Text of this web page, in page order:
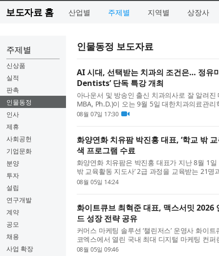
보도자료 홈 산업별 주제별 지역별 상장사
주제별
신상품
실적
판촉
인물동정
인사
제휴
사회공헌
기업문화
분양
투자
설립
연구개발
계약
공모
채용
사업 확장
인물동정 보도자료
AI 시대, 선택받는 치과의 조건은… 정유
Dentists’ 단독 특강 개최
아나운서 및 방송인 출신 치과의사로 잘 알려
MBA, Ph.D.)이 오는 9월 5일 대한치과의료관리
Essentials for Dentists’에서 단독 연자로 나선
08월 07일 17:30
화양연화 치유팜 박진홍 대표, ‘학교 밖
색 프로그램 수료
화양연화 치유팜은 박진홍 대표가 지난 8월 1일
밖 교육활동 지도사’ 2급 과정을 교육받는 21명
프로그램’​을 성공적으로 수료했다고 밝혔다. 우
08월 05일 14:24
화이트큐브 최혁준 대표, 맥스서밋
드 성장 전략 공유
커머스 마케팅 솔루션 ‘챌린저스’ 운영사 화이
코엑스에서 열린 국내 최대 디지털 마케팅 컨퍼
2026’에서 연사로 나서, 커머스 환경에서 브랜
08월 05일 09:46